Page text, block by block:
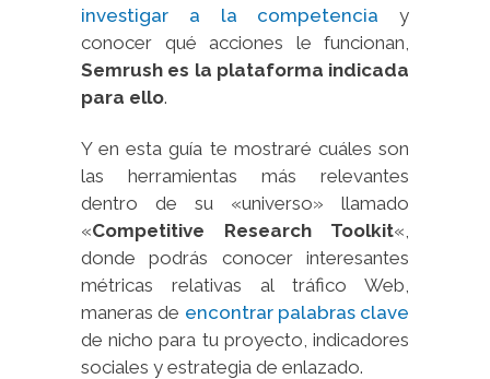
investigar a la competencia y
conocer qué acciones le funcionan,
Semrush es la plataforma indicada
para ello.
Y en esta guía te mostraré cuáles son
las herramientas más relevantes
dentro de su «universo» llamado
«Competitive Research Toolkit«,
donde podrás conocer interesantes
métricas relativas al tráfico Web,
maneras de encontrar palabras clave
de nicho para tu proyecto, indicadores
sociales y estrategia de enlazado.